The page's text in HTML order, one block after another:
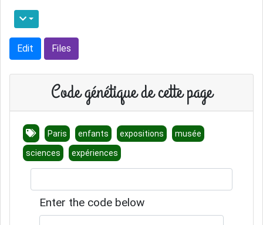
Edit Files
Code génétique de cette page
Paris enfants expositions musée
sciences expériences
Enter the code below